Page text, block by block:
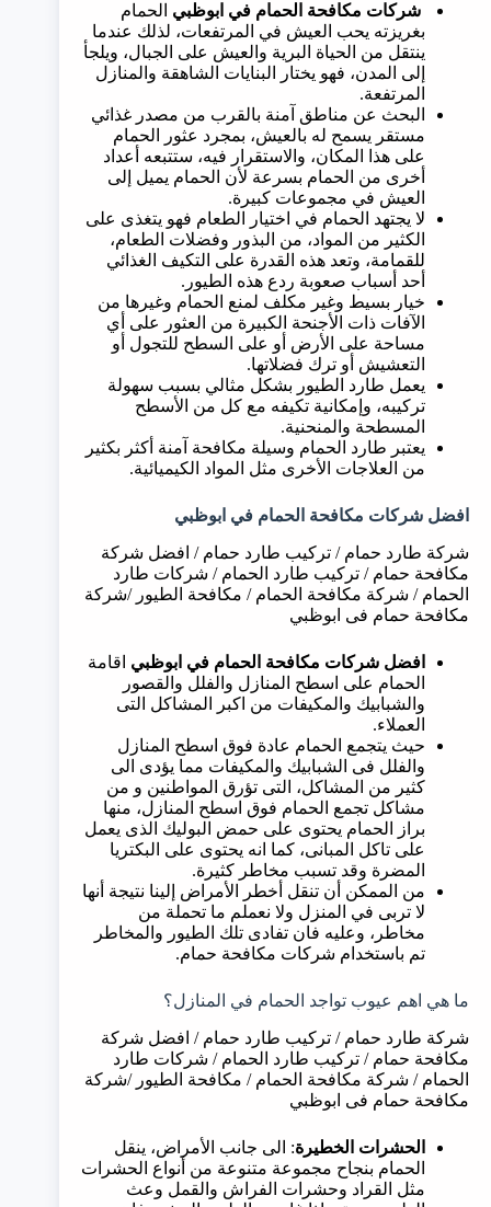
شركات مكافحة الحمام في ابوظبي الحمام
بغريزته يحب العيش في المرتفعات، لذلك عندما
ينتقل من الحياة البرية والعيش على الجبال، ويلجأ
إلى المدن، فهو يختار البنايات الشاهقة والمنازل
المرتفعة.
البحث عن مناطق آمنة بالقرب من مصدر غذائي
مستقر يسمح له بالعيش، بمجرد عثور الحمام
على هذا المكان، والاستقرار فيه، ستتبعه أعداد
أخرى من الحمام بسرعة لأن الحمام يميل إلى
العيش في مجموعات كبيرة.
لا يجتهد الحمام في اختيار الطعام فهو يتغذى على
الكثير من المواد، من البذور وفضلات الطعام،
للقمامة، وتعد هذه القدرة على التكيف الغذائي
أحد أسباب صعوبة ردع هذه الطيور.
خيار بسيط وغير مكلف لمنع الحمام وغيرها من
الآفات ذات الأجنحة الكبيرة من العثور على أي
مساحة على الأرض أو على السطح للتجول أو
التعشيش أو ترك فضلاتها.
يعمل طارد الطيور بشكل مثالي بسبب سهولة
تركيبه، وإمكانية تكيفه مع كل من الأسطح
المسطحة والمنحنية.
يعتبر طارد الحمام وسيلة مكافحة آمنة أكثر بكثير
من العلاجات الأخرى مثل المواد الكيميائية.
افضل شركات مكافحة الحمام في ابوظبي
شركة طارد حمام / تركيب طارد حمام / افضل شركة
مكافحة حمام / تركيب طارد الحمام / شركات طارد
الحمام / شركة مكافحة الحمام / مكافحة الطيور /شركة
مكافحة حمام فى ابوظبي
افضل شركات مكافحة الحمام في ابوظبي اقامة
الحمام على اسطح المنازل والفلل والقصور
والشبابيك والمكيفات من اكبر المشاكل التى
العملاء.
حيث يتجمع الحمام عادة فوق اسطح المنازل
والفلل فى الشبابيك والمكيفات مما يؤدى الى
كثير من المشاكل، التى تؤرق المواطنين و من
مشاكل تجمع الحمام فوق اسطح المنازل، منها
براز الحمام يحتوى على حمض البوليك الذى يعمل
على تاكل المبانى، كما انه يحتوى على البكتريا
المضرة وقد تسبب مخاطر كثيرة.
من الممكن أن تنقل أخطر الأمراض إلينا نتيجة أنها
لا تربى في المنزل ولا نعملم ما تحملة من
مخاطر، وعليه فان تفادى تلك الطيور والمخاطر
تم باستخدام شركات مكافحة حمام.
ما هي اهم عيوب تواجد الحمام في المنازل؟
شركة طارد حمام / تركيب طارد حمام / افضل شركة
مكافحة حمام / تركيب طارد الحمام / شركات طارد
الحمام / شركة مكافحة الحمام / مكافحة الطيور /شركة
مكافحة حمام فى ابوظبي
الحشرات الخطيرة: الى جانب الأمراض، ينقل
الحمام بنجاح مجموعة متنوعة من أنواع الحشرات
مثل القراد وحشرات الفراش والقمل وعث